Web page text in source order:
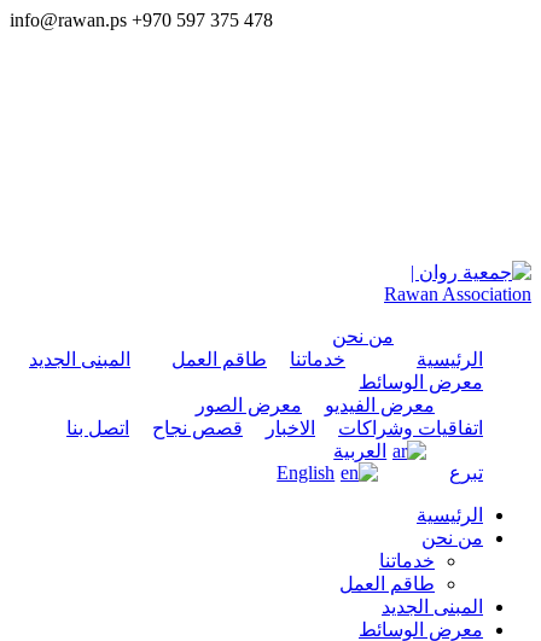
info@rawan.ps +970 597 375 478
الرئيسية
من نحن
خدماتنا
طاقم العمل
المبنى الجديد
معرض الوسائط
معرض الفيديو
معرض الصور
اتفاقيات وشراكات
الاخبار قصص نجاح اتصل بنا
تبرع
العربية
English
الرئيسية
من نحن
خدماتنا
طاقم العمل
المبنى الجديد
معرض الوسائط